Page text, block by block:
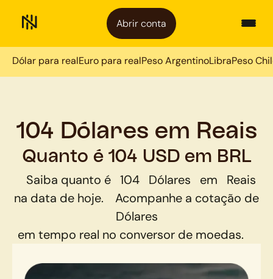
Abrir conta
Dólar para realEuro para realPeso ArgentinoLibraPeso
104 Dólares em Reais
Quanto é 104 USD em BRL
Saiba quanto é 104 Dólares em
Reais
na data de hoje.
Acompanhe a cotação de
Dólares
em tempo real no conversor de moedas.